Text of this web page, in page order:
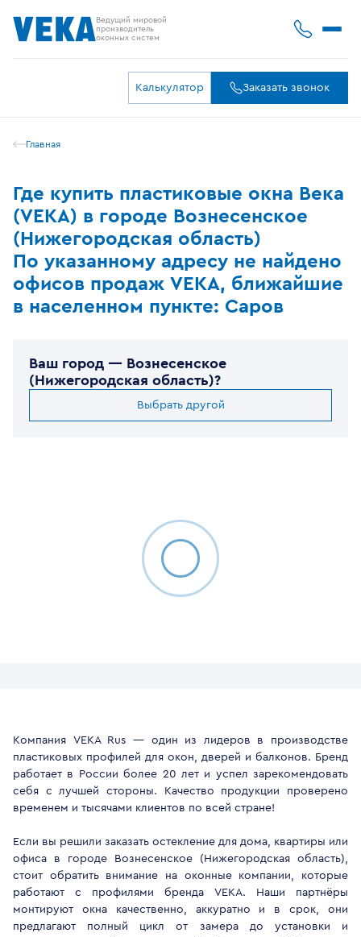
Ведущий мировой
производитель
оконных систем
Калькулятор Заказать звонок
Главная
Где купить пластиковые окна Века
(VEKA) в городе Вознесенское
(Нижегородская область)
По указанному адресу не найдено
офисов продаж VEKA, ближайшие
в населенном пункте: Саров
Ваш город — Вознесенское
(Нижегородская область)?
Выбрать другой
Компания VEKA Rus — один из лидеров в производстве
пластиковых профилей для окон, дверей и балконов. Бренд
работает в России более 20 лет и успел зарекомендовать
себя с лучшей стороны. Качество продукции проверено
временем и тысячами клиентов по всей стране!
Если вы решили заказать остекление для дома, квартиры или
офиса в городе Вознесенское (Нижегородская область),
стоит обратить внимание на оконные компании, которые
работают с профилями бренда VEKA. Наши партнёры
монтируют окна качественно, аккуратно и в срок, они
предлагают полный цикл от замера до установки и